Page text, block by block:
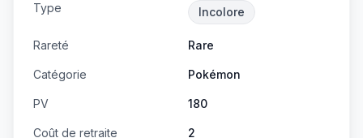
Type Incolore
Rareté Rare
Catégorie Pokémon
PV 180
Coût de retraite 2